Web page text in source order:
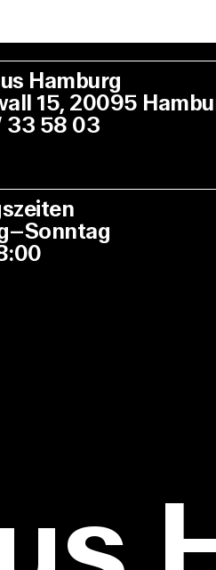
Hamburg
15, 20095
33 58 03